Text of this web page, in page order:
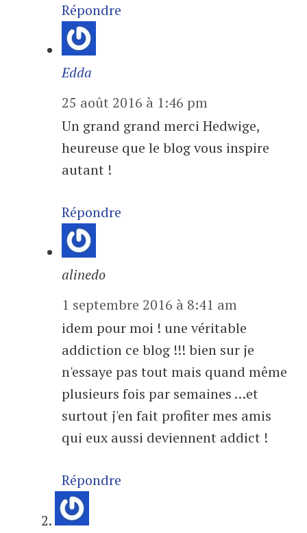
Répondre
Edda
25 août 2016 à 1:46 pm
Un grand grand merci Hedwige,
heureuse que le blog vous inspire
autant !
Répondre
alinedo
1 septembre 2016 à 8:41 am
idem pour moi ! une véritable
addiction ce blog !!! bien sur je
n'essaye pas tout mais quand même
plusieurs fois par semaines …et
surtout j'en fait profiter mes amis
qui eux aussi deviennent addict !
Répondre